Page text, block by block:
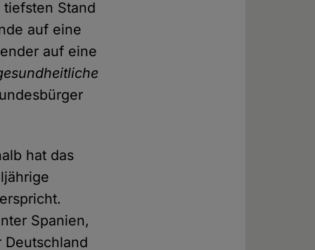
Stand
auf eine
auf eine
hat das
Spanien,
Deutschland